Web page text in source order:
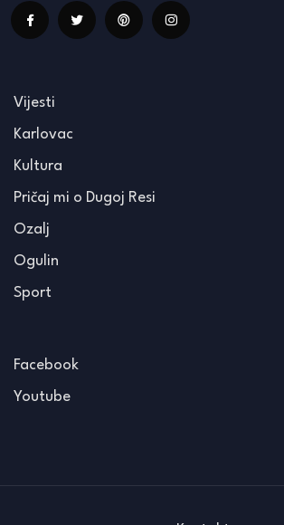
Vijesti
Karlovac
Kultura
Pričaj mi o Dugoj Resi
Ozalj
Ogulin
Sport
Facebook
Youtube